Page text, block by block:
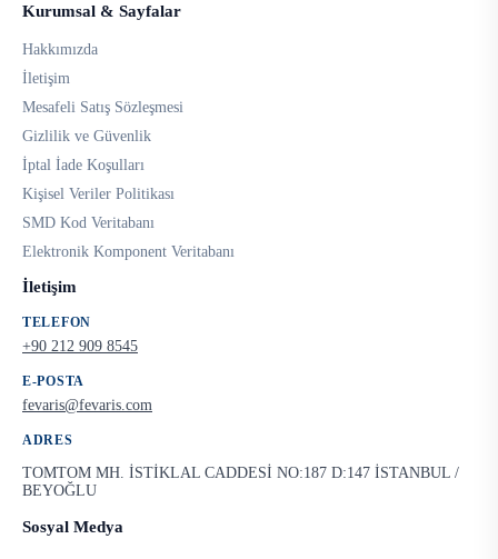
Kurumsal & Sayfalar
Hakkımızda
İletişim
Mesafeli Satış Sözleşmesi
Gizlilik ve Güvenlik
İptal İade Koşulları
Kişisel Veriler Politikası
SMD Kod Veritabanı
Elektronik Komponent Veritabanı
İletişim
TELEFON
+90 212 909 8545
E-POSTA
fevaris@fevaris.com
ADRES
TOMTOM MH. İSTİKLAL CADDESİ NO:187 D:147 İSTANBUL /
BEYOĞLU
Sosyal Medya